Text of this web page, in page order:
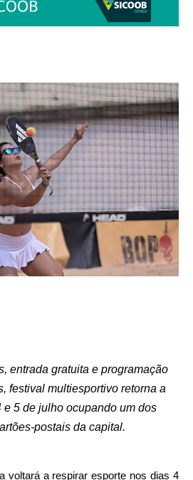
entrada gratuita e programação
festival multiesportivo retorna a
5 de julho ocupando um dos
postais da capital.
voltará a respirar esporte nos dias 4